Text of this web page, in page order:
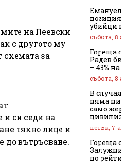
на Пеевски
с другото му
схемата за
и си седи на
тяхно лице и
до вътръсване.
убийци
събота, 8
Гореща
Радев
– 43% на
събота, 8
В
няма
само
петък, 7
Гореща
по